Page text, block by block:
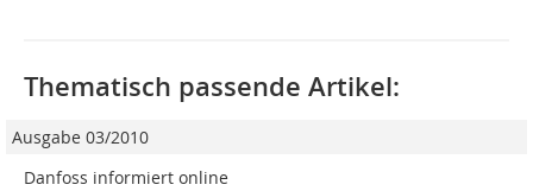
Thematisch passende Artikel:
Ausgabe 03/2010
Danfoss informiert online